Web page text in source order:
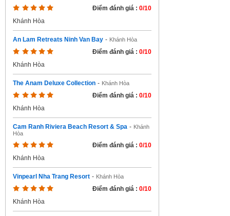
Điểm đánh giá : 0/10
Khánh Hòa
An Lam Retreats Ninh Van Bay - Khánh Hòa
Điểm đánh giá : 0/10
Khánh Hòa
The Anam Deluxe Collection - Khánh Hòa
Điểm đánh giá : 0/10
Khánh Hòa
Cam Ranh Riviera Beach Resort & Spa - Khánh
Hòa
Điểm đánh giá : 0/10
Khánh Hòa
Vinpearl Nha Trang Resort - Khánh Hòa
Điểm đánh giá : 0/10
Khánh Hòa